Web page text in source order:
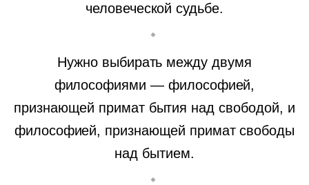
человеческой судьбе.
Нужно выбирать между двумя
философиями — философией,
признающей примат бытия над свободой, и
философией, признающей примат свободы
над бытием.